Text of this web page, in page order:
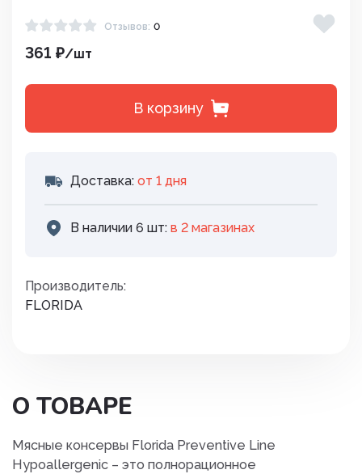
Отзывов: 0
361 ₽/шт
В корзину
Доставка: от 1 дня
В наличии 6 шт: в 2 магазинах
Производитель:
FLORIDA
О ТОВАРЕ
Мясные консервы Florida Preventive Line
Hypoallergenic – это полнорационное